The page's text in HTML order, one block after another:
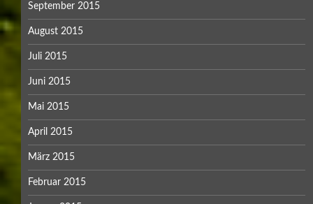
September 2015
August 2015
Juli 2015
Juni 2015
Mai 2015
April 2015
März 2015
Februar 2015